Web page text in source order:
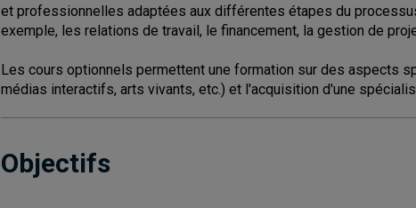
et professionnelles adaptées aux différentes étapes du
exemple, les relations de travail, le financement, la gestion de
Les cours optionnels permettent une formation sur des aspects
médias interactifs, arts vivants, etc.) et l'acquisition d'une
Objectifs